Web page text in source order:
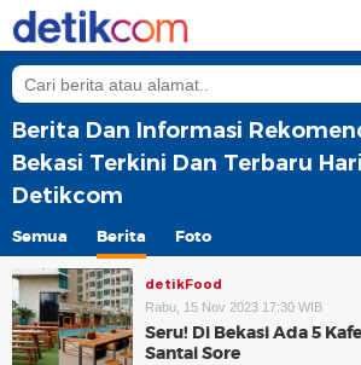
Berita Dan Informasi
Bekasi Terkini Dan Terbaru
Detikcom
Semua Berita Foto
detikFood
Rabu, 15 Nov 2023 17:30 WIB
Seru! Di Bekasi Ada 5
Santai Sore